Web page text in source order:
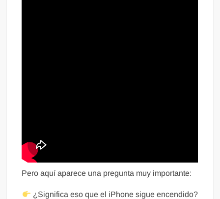
Pero aquí aparece una pregunta muy importante:
¿Significa eso que el iPhone sigue encendido?